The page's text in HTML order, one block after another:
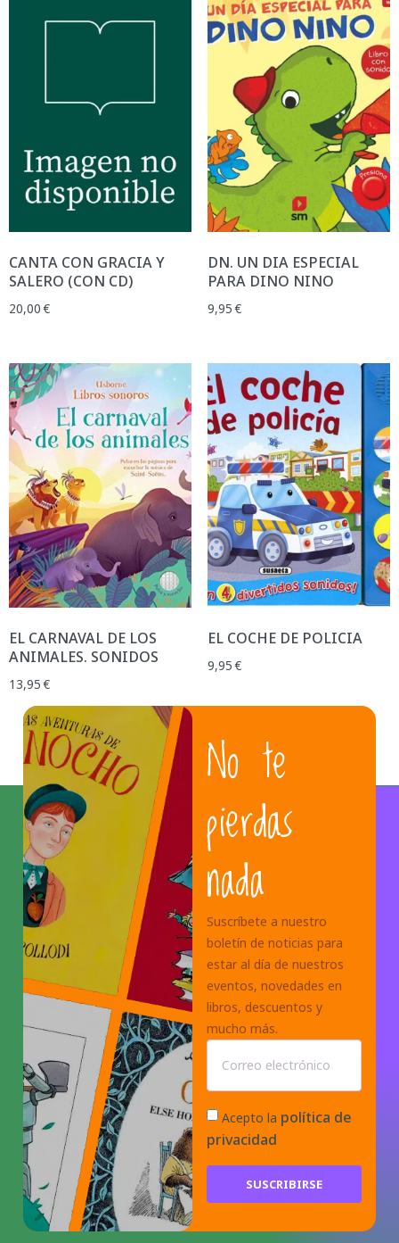
CANTA CON GRACIA Y
SALERO (CON CD)
20,00€
DN. UN DIA ESPECIAL
PARA DINO NINO
9,95€
EL CARNAVAL DE LOS
ANIMALES. SONIDOS
13,95€
EL COCHE DE POLICIA
9,95€
2 4 →
No te
pierdas
nada
Suscríbete a nuestro
boletín de noticias para
estar al día de nuestros
eventos, novedades en
libros, descuentos y
mucho más.
Acepto la política de
privacidad
SUSCRIBIRSE